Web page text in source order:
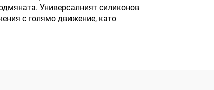
Универсалният силиконов
с голямо движение, като